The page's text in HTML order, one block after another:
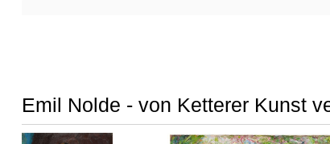
Emil Nolde - von Ketterer Kunst